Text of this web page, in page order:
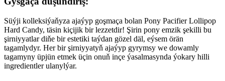
Süýji kolleksiýaňyza ajaýyp goşmaça bolan Pony Pacifier Lollipop
Hard Candy, täsin kiçijik bir lezzetdir! Şirin pony emzik şekilli bu
şirniyyatlar diňe bir estetiki taýdan gözel däl, eýsem örän
tagamlydyr. Her bir şirniyyatyň ajaýyp gyrymsy we dowamly
tagamyny üpjün etmek üçin onuň inçe ýasalmasynda ýokary hilli
ingredientler ulanylýar.